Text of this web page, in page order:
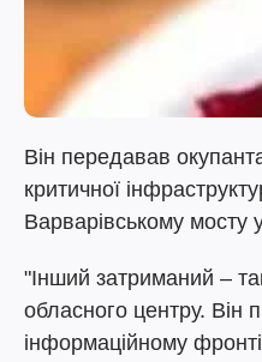
Він передавав
критичної
Варварівському мосту
"Інший затриманий –
обласного центру. Він
інформаційному